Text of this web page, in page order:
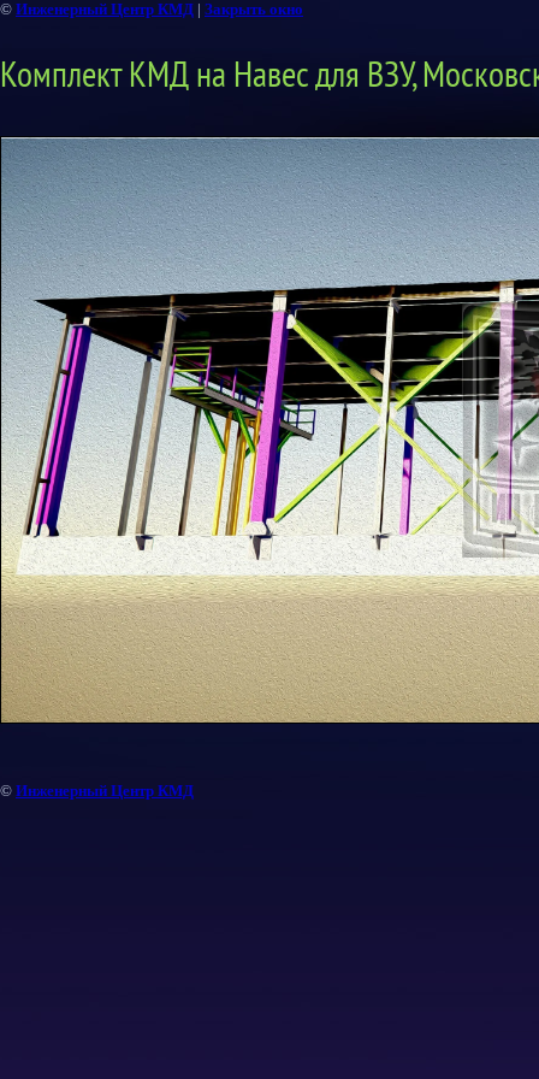
© Инженерный Центр КМД | Закрыть окно
Комплект КМД на Навес для ВЗУ,
© Инженерный Центр КМД